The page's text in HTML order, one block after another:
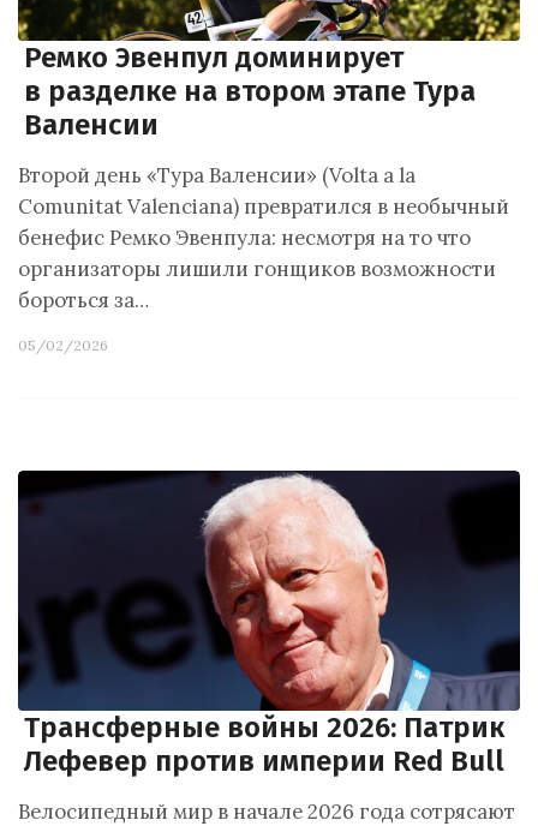
Ремко Эвенпул доминирует
в разделке на втором этапе Тура
Валенсии
Второй день «Тура Валенсии» (Volta a la
Comunitat Valenciana) превратился в необычный
бенефис Ремко Эвенпула: несмотря на то что
организаторы лишили гонщиков возможности
бороться за…
05/02/2026
Трансферные войны 2026: Патрик
Лефевер против империи Red Bull
Велосипедный мир в начале 2026 года сотрясают